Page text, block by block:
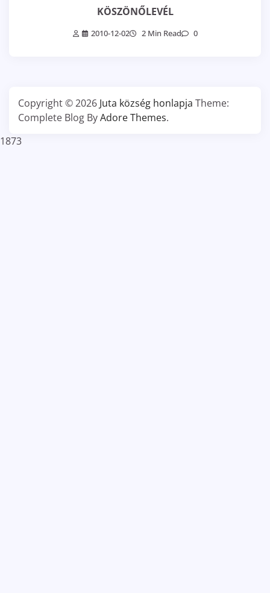
KÖSZÖNŐLEVÉL
2010-12-02 2 Min Read 0
Copyright © 2026 Juta község honlapja Theme:
Complete Blog ByAdore Themes.
1873